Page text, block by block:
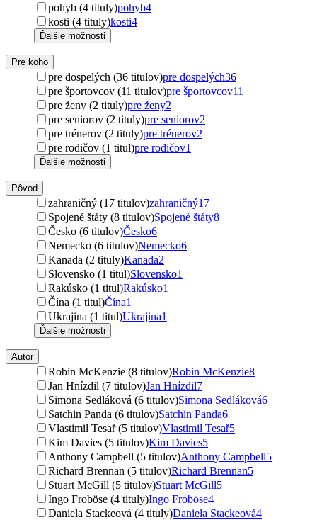
pohyb (4 tituly)pohyb4
kosti (4 tituly)kosti4
Ďalšie možnosti
Pre koho
pre dospelých (36 titulov)pre dospelých36
pre športovcov (11 titulov)pre športovcov11
pre ženy (2 tituly)pre ženy2
pre seniorov (2 tituly)pre seniorov2
pre trénerov (2 tituly)pre trénerov2
pre rodičov (1 titul)pre rodičov1
Ďalšie možnosti
Pôvod
zahraničný (17 titulov)zahraničný17
Spojené štáty (8 titulov)Spojené štáty8
Česko (6 titulov)Česko6
Nemecko (6 titulov)Nemecko6
Kanada (2 tituly)Kanada2
Slovensko (1 titul)Slovensko1
Rakúsko (1 titul)Rakúsko1
Čína (1 titul)Čína1
Ukrajina (1 titul)Ukrajina1
Ďalšie možnosti
Autor
Robin McKenzie (8 titulov)Robin McKenzie8
Jan Hnízdil (7 titulov)Jan Hnízdil7
Simona Sedláková (6 titulov)Simona Sedláková6
Satchin Panda (6 titulov)Satchin Panda6
Vlastimil Tesař (5 titulov)Vlastimil Tesař5
Kim Davies (5 titulov)Kim Davies5
Anthony Campbell (5 titulov)Anthony Campbell5
Richard Brennan (5 titulov)Richard Brennan5
Stuart McGill (5 titulov)Stuart McGill5
Ingo Froböse (4 tituly)Ingo Froböse4
Daniela Stackeová (4 tituly)Daniela Stackeová4